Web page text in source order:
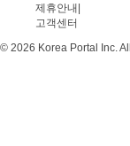
제휴안내
고객센터
© 2026 Korea Portal Inc.